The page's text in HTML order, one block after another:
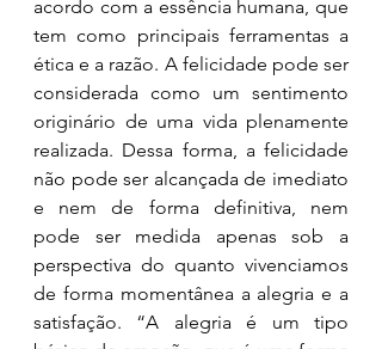
acordo com a essência humana, que
tem como principais ferramentas a
ética e a razão. A felicidade pode ser
considerada como um sentimento
originário de uma vida plenamente
realizada. Dessa forma, a felicidade
não pode ser alcançada de imediato
e nem de forma definitiva, nem
pode ser medida apenas sob a
perspectiva do quanto vivenciamos
de forma momentânea a alegria e a
satisfação. “A alegria é um tipo